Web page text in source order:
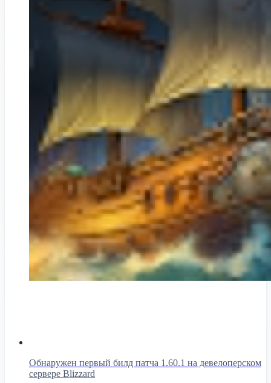
Обнаружен первый билд патча 1.60.1 на девелоперском
сервере Blizzard